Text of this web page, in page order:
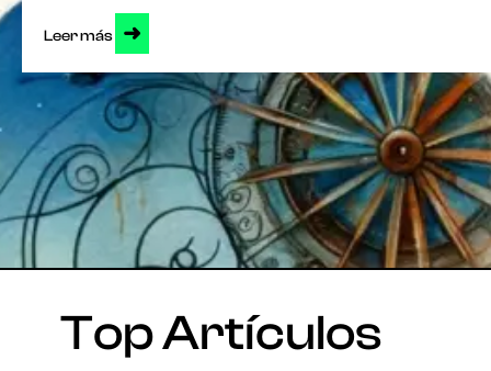
Leer más ➜
Top Artículos